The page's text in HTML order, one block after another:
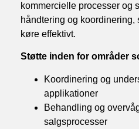
kommercielle processer og
håndtering og
køre effektivt.
Støtte inden for områder
Koordinering og
applikationer
Behandling og
salgsprocesser